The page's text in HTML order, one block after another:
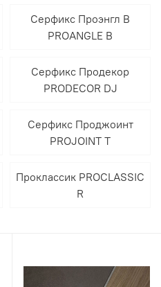
Серфикс Проэнгл В
PROANGLE B
Серфикс Продекор
PRODECOR DJ
Серфикс Проджоинт
PROJOINT T
Проклассик PROCLASSIC
R